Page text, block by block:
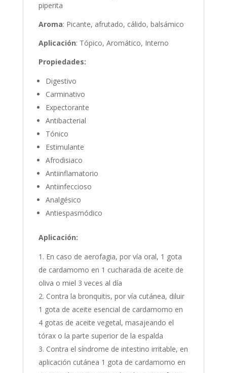
piperita
Aroma: Picante, afrutado, cálido, balsámico
Aplicación: Tópico, Aromático, Interno
Propiedades:
Digestivo
Carminativo
Expectorante
Antibacterial
Tónico
Estimulante
Afrodisiaco
Antiinflamatorio
Antiinfeccioso
Analgésico
Antiespasmódico
Aplicación:
En caso de aerofagia, por vía oral, 1 gota
de cardamomo en 1 cucharada de aceite de
oliva o miel 3 veces al día
Contra la bronquitis, por vía cutánea, diluir
1 gota de aceite esencial de cardamomo en
4 gotas de aceite vegetal, masajeando el
tórax o la parte superior de la espalda
Contra el síndrome de intestino irritable, en
aplicación cutánea 1 gota de cardamomo en